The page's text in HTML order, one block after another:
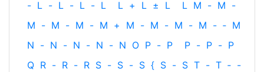
- L - L - L - L L + L ± L L M - M -
M - M - M - M + M - M - M - M - ‐ M
N - N - N - N - N O P - P P - P - P
Q R - R - R S - S - S { S - S T - T ‐ -